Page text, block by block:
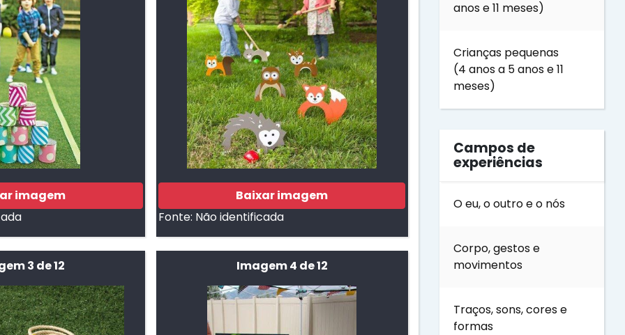
imagem
Baixar imagem
Fonte: Não identificada
3 de 12 Imagem 4 de 12
anos e 11 meses)
Crianças pequenas
(4 anos a 5 anos e 11
meses)
Campos de
experiências
O eu, o outro e o nós
Corpo, gestos e
movimentos
Traços, sons, cores e
formas